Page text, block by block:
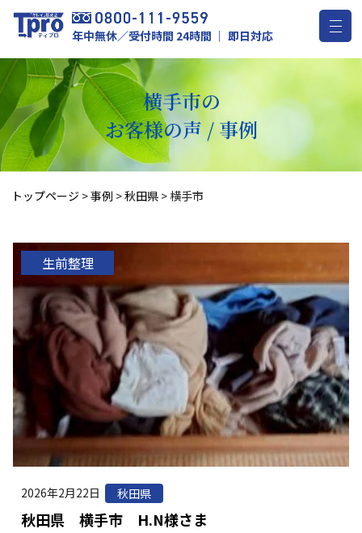
年中無休／受付時間 24時間 ｜ 即日対応
横手市の
お客様の声 / 事例
トップページ >事例 >秋田県 >横手市
生前整理
2026年2月22日 秋田県
秋田県 横手市 H.N様さま